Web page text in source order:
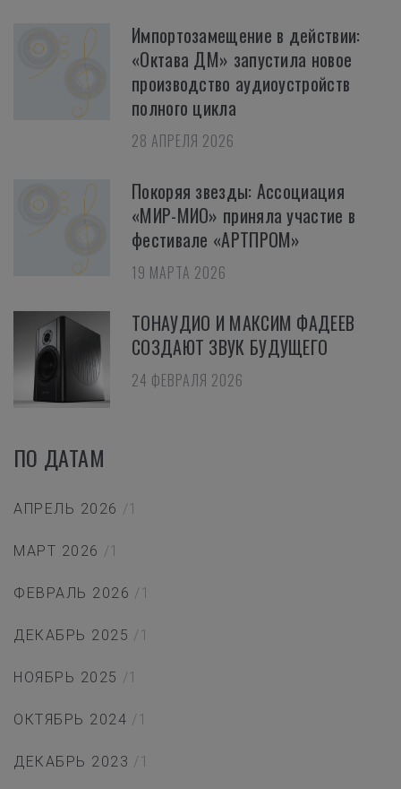
Импортозамещение в действии:
«Октава ДМ» запустила новое
производство аудиоустройств
полного цикла
28 АПРЕЛЯ 2026
Покоряя звезды: Ассоциация
«МИР-МИО» приняла участие в
фестивале «АРТПРОМ»
19 МАРТА 2026
ТОНАУДИО И МАКСИМ ФАДЕЕВ
СОЗДАЮТ ЗВУК БУДУЩЕГО
24 ФЕВРАЛЯ 2026
ПО ДАТАМ
АПРЕЛЬ 2026 /1
МАРТ 2026 /1
ФЕВРАЛЬ 2026 /1
ДЕКАБРЬ 2025 /1
НОЯБРЬ 2025 /1
ОКТЯБРЬ 2024 /1
ДЕКАБРЬ 2023 /1